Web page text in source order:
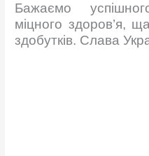
Бажаємо
міцного здоров’я,
здобутків. Слава